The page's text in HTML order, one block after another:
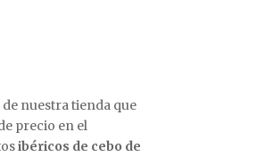
de nuestra tienda que
precio en el
ibéricos de cebo de